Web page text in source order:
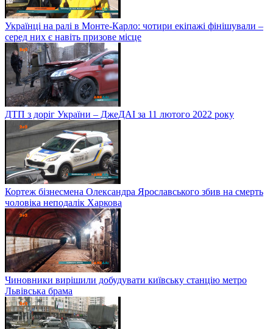
Українці на ралі в Монте-Карло: чотири екіпажі фінішували –
серед них є навіть призове місце
ДТП з доріг України – ДжеДАІ за 11 лютого 2022 року
Кортеж бізнесмена Олександра Ярославського збив на смерть
чоловіка неподалік Харкова
Чиновники вирішили добудувати київську станцію метро
Львівська брама